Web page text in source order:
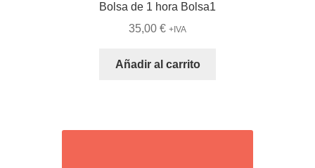
Bolsa de 1 hora Bolsa1
35,00 € +IVA
Añadir al carrito